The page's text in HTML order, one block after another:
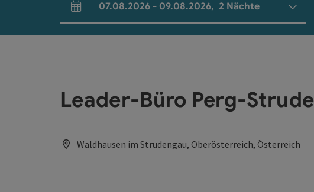
An- und Abreisefelder
07.08.2026 - 09.08.2026, 2 Nächte
Leader-Büro Perg-
Waldhausen im Strudengau, Oberösterreich, Österreich